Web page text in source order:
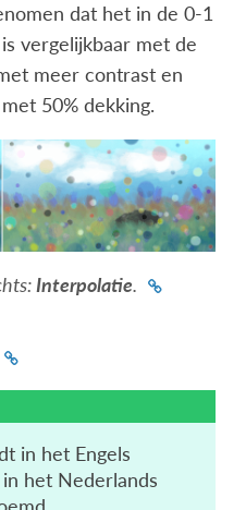
dat het in de 0-1
vergelijkbaar met de
meer contrast en
50% dekking.
Interpolatie.
in het Engels
het Nederlands